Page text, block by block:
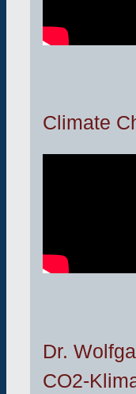
Climate
Dr.
CO2-